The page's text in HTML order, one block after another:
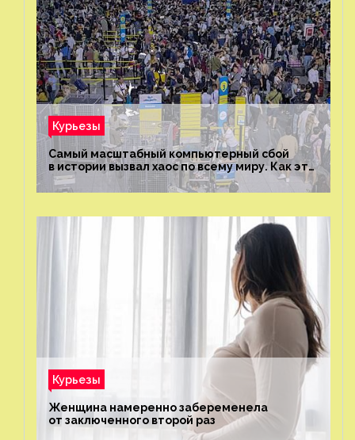
Курьезы
Самый масштабный компьютерный сбой
в истории вызвал хаос по всему миру. Как это
было?
Курьезы
Женщина намеренно забеременела
от заключенного второй раз